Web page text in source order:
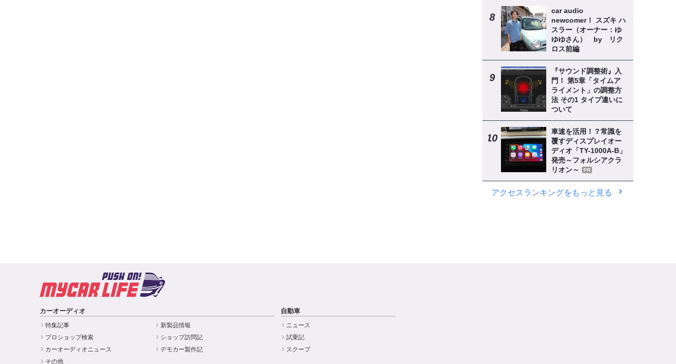
car audio
newcomer！ スズキ ハ
スラー（オーナー：ゆ
ゆゆさん） by リク
ロス前編
『サウンド調整術』入
門！ 第5章「タイムア
ライメント」の調整方
法 その1 タイプ違いに
ついて
車速を活用！？常識を
覆すディスプレイオー
ディオ「TY-1000A-B」
発売～フォルシアクラ
リオン～
PR
アクセスランキングをもっと見る
カーオーディオ
特集記事
新製品情報
プロショップ検索
ショップ訪問記
カーオーディオニュース
デモカー製作記
その他
自動車
ニュース
試乗記
スクープ